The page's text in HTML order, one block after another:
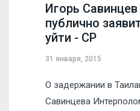
Игорь
публично
уйти - СР
31 января, 2015
О задержании в
Савинцева